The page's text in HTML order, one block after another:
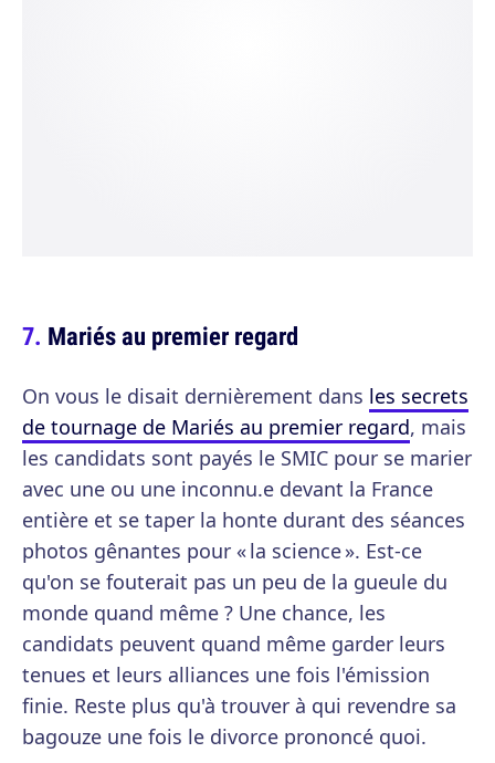
Mariés au premier regard
On vous le disait dernièrement dans les secrets
de tournage de Mariés au premier regard, mais
les candidats sont payés le SMIC pour se marier
avec une ou une inconnu.e devant la France
entière et se taper la honte durant des séances
photos gênantes pour « la science ». Est-ce
qu'on se fouterait pas un peu de la gueule du
monde quand même ? Une chance, les
candidats peuvent quand même garder leurs
tenues et leurs alliances une fois l'émission
finie. Reste plus qu'à trouver à qui revendre sa
bagouze une fois le divorce prononcé quoi.